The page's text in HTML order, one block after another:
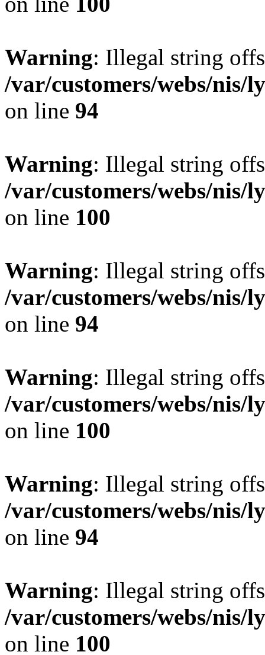
Warning: Illegal string
/var/customers/webs/
on line 94
Warning: Illegal string
/var/customers/webs/
on line 100
Warning: Illegal string
/var/customers/webs/
on line 94
Warning: Illegal string
/var/customers/webs/
on line 100
Warning: Illegal string
/var/customers/webs/
on line 94
Warning: Illegal string
/var/customers/webs/
on line 100